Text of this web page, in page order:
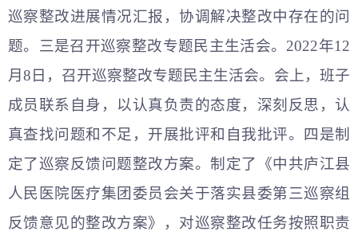
巡察整改进展情况汇报，协调解决整改中存在的问
题。三是召开巡察整改专题民主生活会。2022年12
月8日，召开巡察整改专题民主生活会。会上，班子
成员联系自身，以认真负责的态度，深刻反思，认
真查找问题和不足，开展批评和自我批评。四是制
定了巡察反馈问题整改方案。制定了《中共庐江县
人民医院医疗集团委员会关于落实县委第三巡察组
反馈意见的整改方案》，对巡察整改任务按照职责